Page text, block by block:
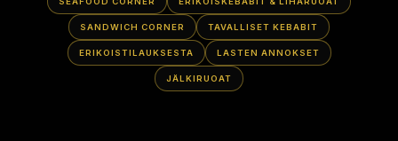
SANDWICH CORNER TAVALLISET KEBABIT
ERIKOISTILAUKSESTA LASTEN ANNOKSET
JÄLKIRUOAT